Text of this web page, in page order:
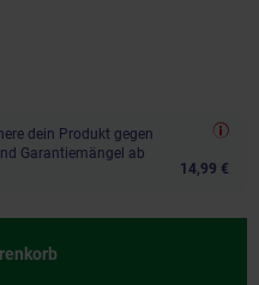
dein Produkt gegen
Garantiemängel ab
14,99 €